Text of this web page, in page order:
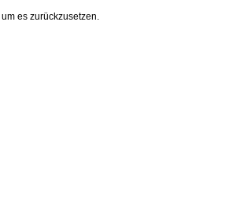
um es zurückzusetzen.